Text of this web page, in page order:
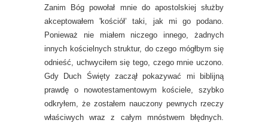
Zanim Bóg powołał mnie do apostolskiej służby
akceptowałem 'kościół’ taki, jak mi go podano.
Ponieważ nie miałem niczego innego, żadnych
innych kościelnych struktur, do czego mógłbym się
odnieść, uchwyciłem się tego, czego mnie uczono.
Gdy Duch Święty zaczął pokazywać mi biblijną
prawdę o nowotestamentowym kościele, szybko
odkryłem, że zostałem nauczony pewnych rzeczy
właściwych wraz z całym mnóstwem błędnych.